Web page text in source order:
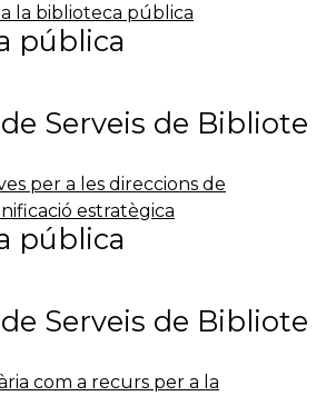
la biblioteca pública
pública
Serveis de Bibliote
per a les direccions de
estratègica
pública
Serveis de Bibliote
com a recurs per a la